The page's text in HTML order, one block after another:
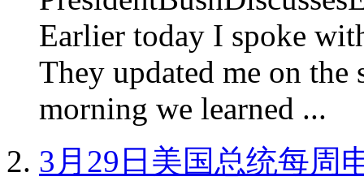
Earlier today I spoke
They updated me on the
morning we learned ...
3月29日美国总统每周